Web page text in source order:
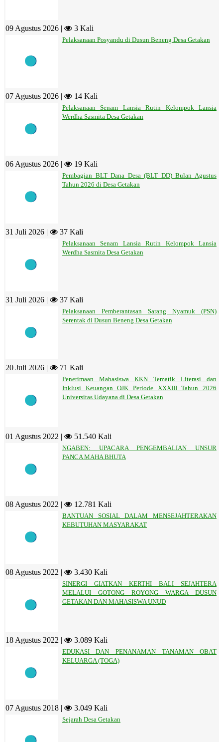
09 Agustus 2026 | 3 Kali
Pelaksanaan Posyandu di Dusun Beneng Desa Getakan
07 Agustus 2026 | 14 Kali
Pelaksanaan Senam Lansia Rutin Kelompok Lansia
Werdha Sasmita Desa Getakan
06 Agustus 2026 | 19 Kali
Pembagian BLT Dana Desa (BLT DD) Bulan Agustus
Tahun 2026 di Desa Getakan
31 Juli 2026 | 37 Kali
Pelaksanaan Senam Lansia Rutin Kelompok Lansia
Werdha Sasmita Desa Getakan
31 Juli 2026 | 37 Kali
Pelaksanaan Pemberantasan Sarang Nyamuk (PSN)
Serentak di Dusun Beneng Desa Getakan
20 Juli 2026 | 71 Kali
Penerimaan Mahasiswa KKN Tematik Literasi dan
Inklusi Keuangan OJK Periode XXXIII Tahun 2026
Universitas Udayana di Desa Getakan
01 Agustus 2022 | 51.540 Kali
NGABEN: UPACARA PENGEMBALIAN UNSUR
PANCA MAHA BHUTA
08 Agustus 2022 | 12.781 Kali
BANTUAN SOSIAL DALAM MENSEJAHTERAKAN
KEBUTUHAN MASYARAKAT
08 Agustus 2022 | 3.430 Kali
SINERGI GIATKAN KERTHI BALI SEJAHTERA
MELALUI GOTONG ROYONG WARGA DUSUN
GETAKAN DAN MAHASISWA UNUD
18 Agustus 2022 | 3.089 Kali
EDUKASI DAN PENANAMAN TANAMAN OBAT
KELUARGA (TOGA)
07 Agustus 2018 | 3.049 Kali
Sejarah Desa Getakan